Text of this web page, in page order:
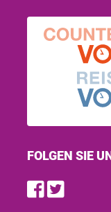
FOLGEN SIE
Find us